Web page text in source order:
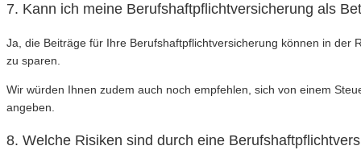
7. Kann ich meine Berufshaftpflichtversicherung als
Ja, die Beiträge für Ihre Berufshaftpflichtversicherung können in der
zu sparen.
Wir würden Ihnen zudem auch noch empfehlen, sich von einem
angeben.
8. Welche Risiken sind durch eine